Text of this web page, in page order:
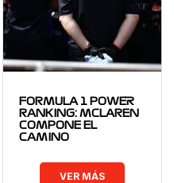
FORMULA 1 POWER
RANKING: MCLAREN
COMPONE EL
CAMINO
VER MÁS